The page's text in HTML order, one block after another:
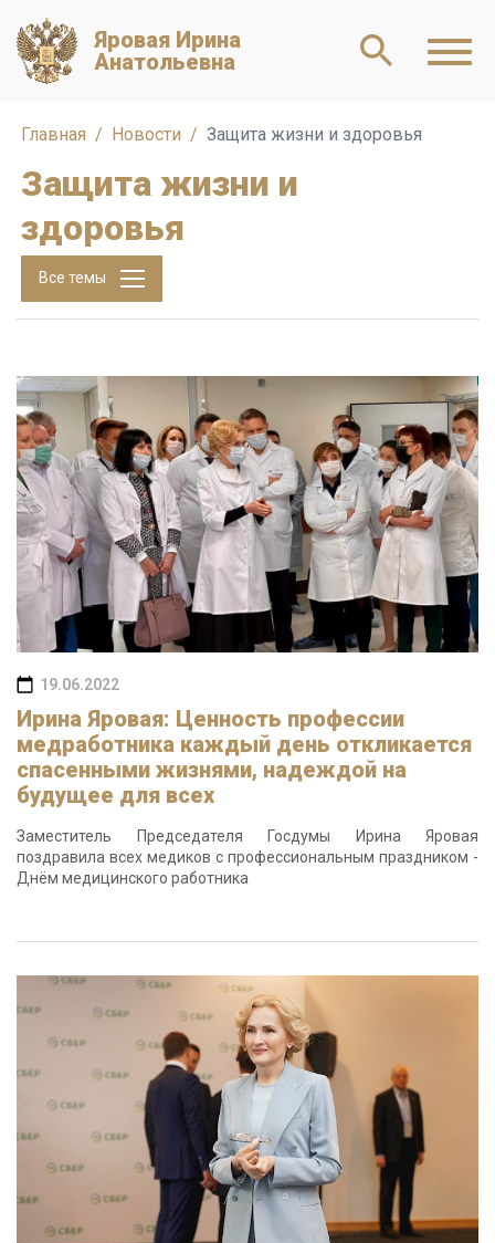
Яровая Ирина
Анатольевна
Главная Новости Защита жизни и здоровья
Защита жизни и
здоровья
Все темы
19.06.2022
Ирина Яровая: Ценность профессии
медработника каждый день откликается
спасенными жизнями, надеждой на
будущее для всех
Заместитель Председателя Госдумы Ирина Яровая
поздравила всех медиков с профессиональным праздником -
Днём медицинского работника